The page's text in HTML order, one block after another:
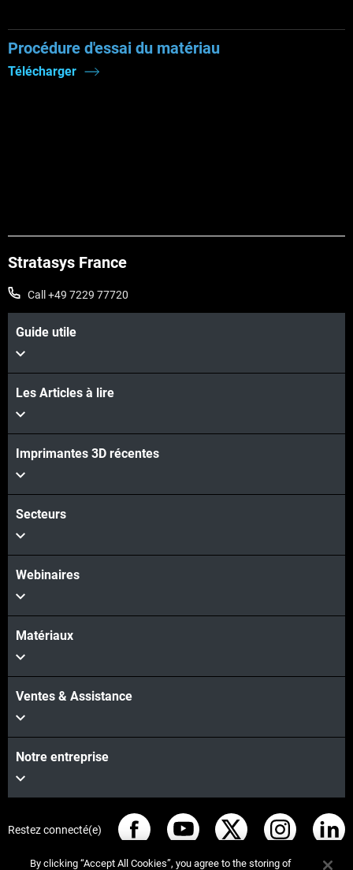
Procédure d'essai du matériau
Télécharger
Stratasys France
Call +49 7229 77720
Guide utile
Les Articles à lire
Imprimantes 3D récentes
Secteurs
Webinaires
Matériaux
Ventes & Assistance
Notre entreprise
Restez connecté(e)
By clicking “Accept All Cookies”, you agree to the storing of